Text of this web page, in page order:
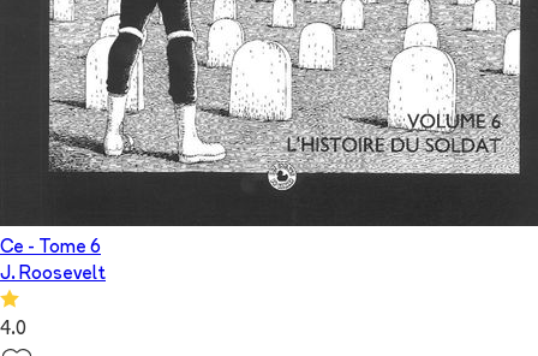
Ce - Tome 6
J. Roosevelt
4.0